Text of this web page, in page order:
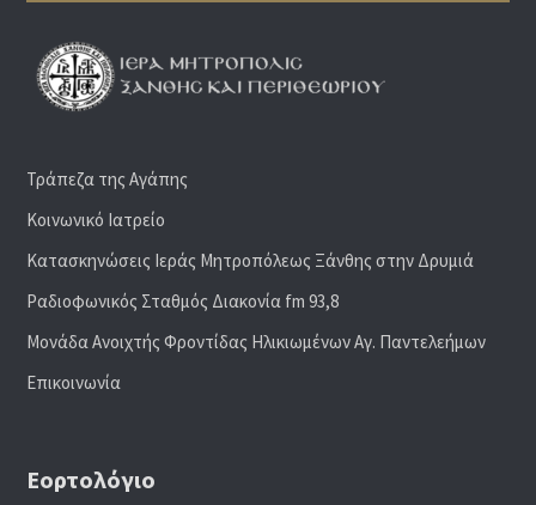
Τράπεζα της Αγάπης
Κοινωνικό Ιατρείο
Κατασκηνώσεις Ιεράς Μητροπόλεως Ξάνθης στην Δρυμιά
Ραδιoφωνικός Σταθμός Διακονία fm 93,8
Μονάδα Ανοιχτής Φροντίδας Ηλικιωμένων Αγ. Παντελεήμων
Επικοινωνία
Εορτολόγιο